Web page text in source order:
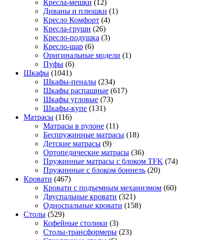
Кресла-мешки (12)
Диваны и плюшки (1)
Кресло Комфорт (4)
Кресла-груши (26)
Кресло-подушка (3)
Кресло-шар (6)
Оригинальные модели (1)
Пуфы (6)
Шкафы (1041)
Шкафы-пеналы (234)
Шкафы распашные (617)
Шкафы угловые (73)
Шкафы-купе (131)
Матрасы (116)
Матрасы в рулоне (11)
Беспружинные матрасы (18)
Детские матрасы (9)
Ортопедические матрасы (36)
Пружинные матрасы с блоком TFK (74)
Пружинные с блоком боннель (20)
Кровати (467)
Кровати с подъемным механизмом (60)
Двуспальные кровати (321)
Односпальные кровати (158)
Столы (529)
Кофейные столики (3)
Столы-трансформеры (23)